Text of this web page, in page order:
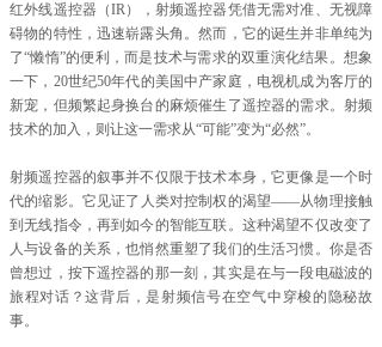
红外线遥控器（IR），射频遥控器凭借无需对准、无视障
碍物的特性，迅速崭露头角。然而，它的诞生并非单纯为
了“懒惰”的便利，而是技术与需求的双重演化结果。想象
一下，20世纪50年代的美国中产家庭，电视机成为客厅的
新宠，但频繁起身换台的麻烦催生了遥控器的需求。射频
技术的加入，则让这一需求从“可能”变为“必然”。
射频遥控器的叙事并不仅限于技术本身，它更像是一个时
代的缩影。它见证了人类对控制权的渴望——从物理接触
到无线指令，再到如今的智能互联。这种渴望不仅改变了
人与设备的关系，也悄然重塑了我们的生活习惯。你是否
曾想过，按下遥控器的那一刻，其实是在与一段电磁波的
旅程对话？这背后，是射频信号在空气中穿梭的隐秘故
事。